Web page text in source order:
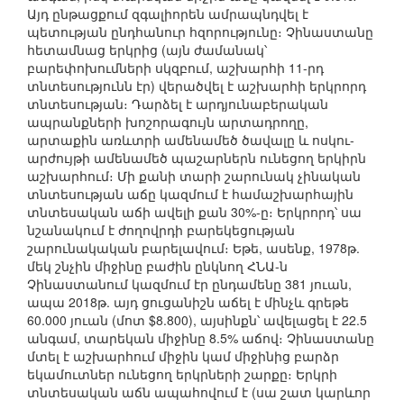
Այդ ընթացքում զգալիորեն ամրապնդվել է
պետության ընդհանուր հզորությունը։ Չինաստանը
հետամնաց երկրից (այն ժամանակ՝
բարեփոխումների սկզբում, աշխարհի 11-րդ
տնտեսությունն էր) վերածվել է աշխարհի երկրորդ
տնտեսության։ Դարձել է արդյունաբերական
ապրանքների խոշորագույն արտադրողը,
արտաքին առևտրի ամենամեծ ծավալը և ոսկու-
արժույթի ամենամեծ պաշարներն ունեցող երկիրն
աշխարհում։ Մի քանի տարի շարունակ չինական
տնտեսության աճը կազմում է համաշխարհային
տնտեսական աճի ավելի քան 30%-ը։ Երկրորդ՝ սա
նշանակում է ժողովրդի բարեկեցության
շարունակական բարելավում։ Եթե, ասենք, 1978թ.
մեկ շնչին միջինը բաժին ընկնող ՀՆԱ-ն
Չինաստանում կազմում էր ընդամենը 381 յուան,
ապա 2018թ. այդ ցուցանիշն աճել է մինչև գրեթե
60.000 յուան (մոտ $8.800), այսինքն՝ ավելացել է 22.5
անգամ, տարեկան միջինը 8.5% աճով։ Չինաստանը
մտել է աշխարհում միջին կամ միջինից բարձր
եկամուտներ ունեցող երկրների շարքը։ Երկրի
տնտեսական աճն ապահովում է (սա շատ կարևոր